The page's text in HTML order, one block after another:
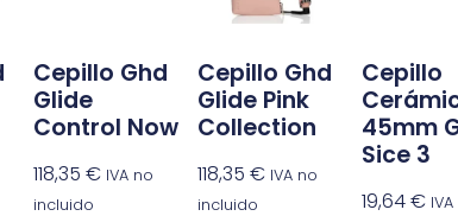
Cepillo Ghd
Glide
Control Now
118,35€ IVA no
incluido
Cepillo Ghd
Glide Pink
Collection
118,35 € IVA no
incluido
Cepillo
45mm
Sice 3
19,64€